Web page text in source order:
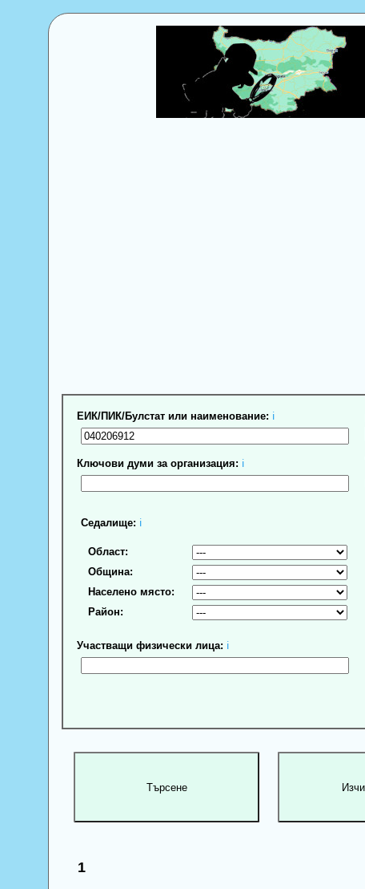
ЕИК/ПИК/Булстат или наименование: ℹ
Ключови думи за организация: ℹ
Седалище: ℹ
Област:
Община:
Населено място:
Район:
Участващи физически лица: ℹ
1